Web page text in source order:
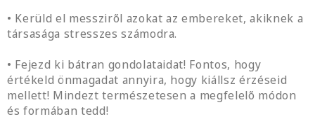
• Kerüld el messziről azokat az embereket, akiknek a
társasága stresszes számodra.
• Fejezd ki bátran gondolataidat! Fontos, hogy
értékeld önmagadat annyira, hogy kiállsz érzéseid
mellett! Mindezt természetesen a megfelelő módon
és formában tedd!